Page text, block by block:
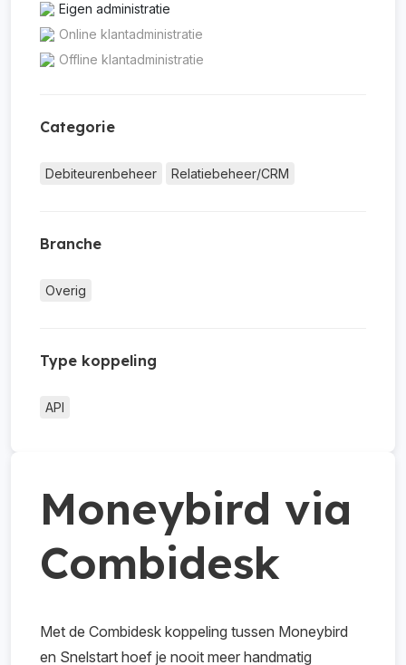
Eigen administratie
Online klantadministratie
Offline klantadministratie
Categorie
Debiteurenbeheer Relatiebeheer/CRM
Branche
Overig
Type koppeling
API
Moneybird via
Combidesk
Met de Combidesk koppeling tussen Moneybird
en Snelstart hoef je nooit meer handmatig